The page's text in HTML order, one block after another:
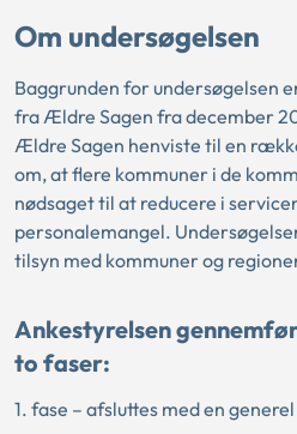
Om undersøgelsen
Baggrunden for undersøgelsen
fra Ældre Sagen fra december
Ældre Sagen henviste til en
om, at flere kommuner i de
nødsaget til at reducere i
personalemangel.
tilsyn med kommuner og
Ankestyrelsen
to faser:
1. fase – afsluttes med en